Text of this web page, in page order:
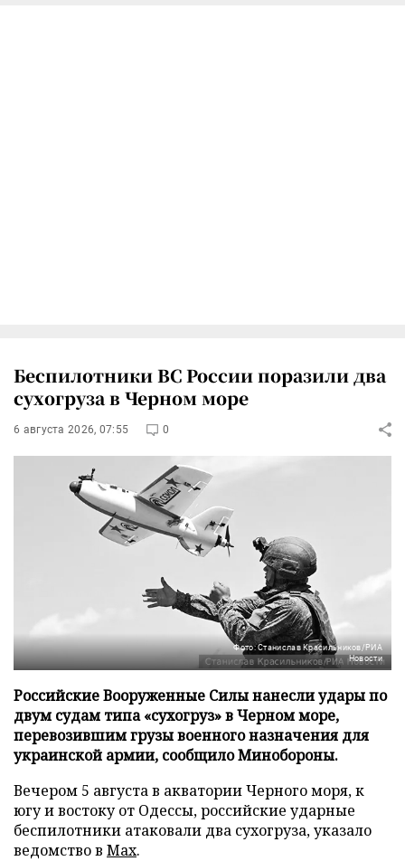
Беспилотники ВС России поразили два
сухогруза в Черном море
6 августа 2026, 07:55 0
Фото: Станислав Красильников/РИА
Новости
Российские Вооруженные Силы нанесли удары по
двум судам типа «сухогруз» в Черном море,
перевозившим грузы военного назначения для
украинской армии, сообщило Минобороны.
Вечером 5 августа в акватории Черного моря, к
югу и востоку от Одессы, российские ударные
беспилотники атаковали два сухогруза, указало
ведомство в Max.